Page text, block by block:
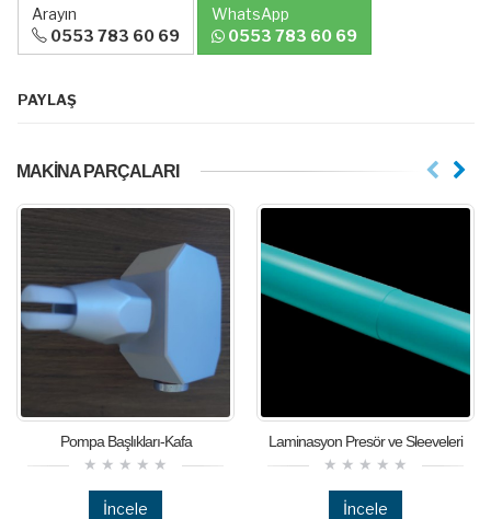
Arayın
0553 783 60 69
WhatsApp
0553 783 60 69
PAYLAŞ
MAKINA PARÇALARI
Pompa Başlıkları-Kafa
İncele
Laminasyon Presör ve Sleeveleri
İncele